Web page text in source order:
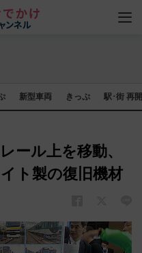
新型車両 きっぷ 駅･街 再
ール上を移動、
ト製の復旧機材